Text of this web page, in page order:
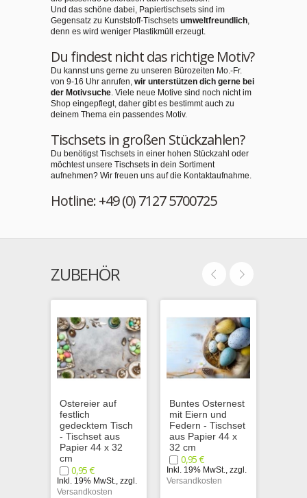
Und das schöne dabei, Papiertischsets sind im
Gegensatz zu Kunststoff-Tischsets umweltfreundlich,
denn es wird weniger Plastikmüll erzeugt.
Du findest nicht das richtige Motiv?
Du kannst uns gerne zu unseren Bürozeiten Mo.-Fr.
von 9-16 Uhr anrufen, wir unterstützen dich gerne bei
der Motivsuche. Viele neue Motive sind noch nicht im
Shop eingepflegt, daher gibt es bestimmt auch zu
deinem Thema ein passendes Motiv.
Tischsets in großen Stückzahlen?
Du benötigst Tischsets in einer hohen Stückzahl oder
möchtest unsere Tischsets in dein Sortiment
aufnehmen? Wir freuen uns auf die Kontaktaufnahme.
Hotline: +49 (0) 7127 5700725
ZUBEHÖR
Ostereier auf
festlich
gedecktem Tisch
- Tischset aus
Papier 44 x 32
cm
0,95 €
Inkl. 19% MwSt., zzgl.
Versandkosten
Buntes Osternest
mit Eiern und
Federn - Tischset
aus Papier 44 x
32 cm
0,95 €
Inkl. 19% MwSt., zzgl.
Versandkosten